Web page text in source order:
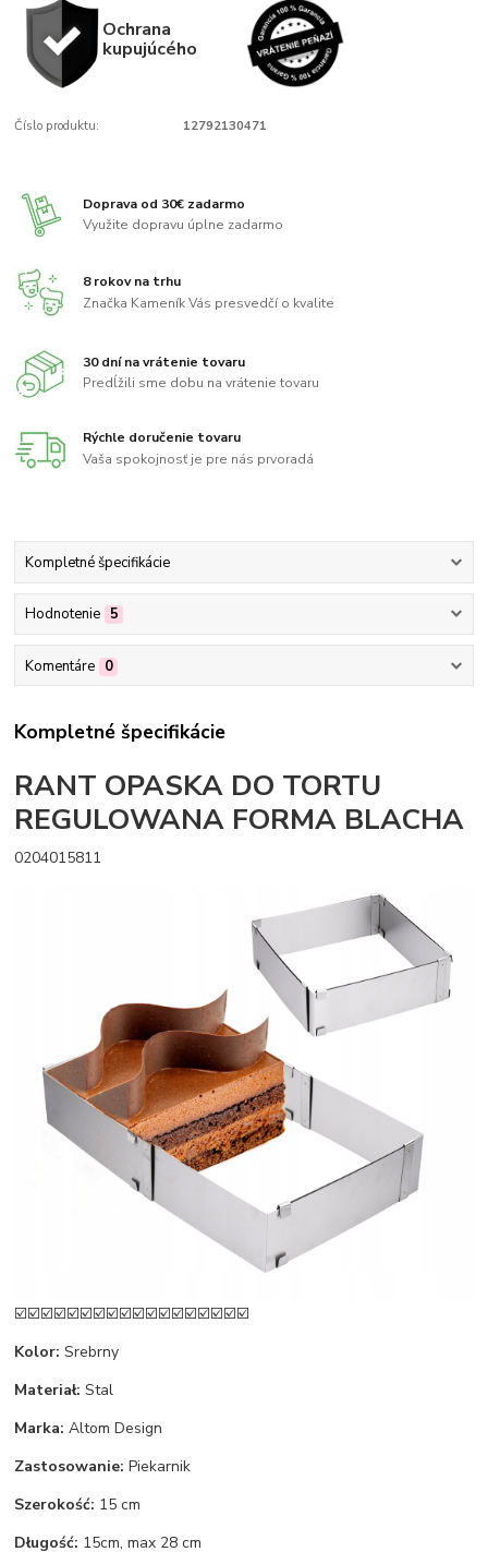
Ochrana
kupujúcého
Číslo produktu: 12792130471
Doprava od 30€ zadarmo
Využite dopravu úplne zadarmo
8 rokov na trhu
Značka Kameník Vás presvedčí o kvalite
30 dní na vrátenie tovaru
Predĺžili sme dobu na vrátenie tovaru
Rýchle doručenie tovaru
Vaša spokojnosť je pre nás prvoradá
Kompletné špecifikácie
Hodnotenie 5
Komentáre 0
Kompletné špecifikácie
RANT OPASKA DO TORTU
REGULOWANA FORMA BLACHA
0204015811
☑️☑️☑️☑️☑️☑️☑️☑️☑️☑️☑️☑️☑️☑️☑️☑️☑️☑️
Kolor: Srebrny
Materiał: Stal
Marka: Altom Design
Zastosowanie: Piekarnik
Szerokość: 15 cm
Długość: 15cm, max 28 cm